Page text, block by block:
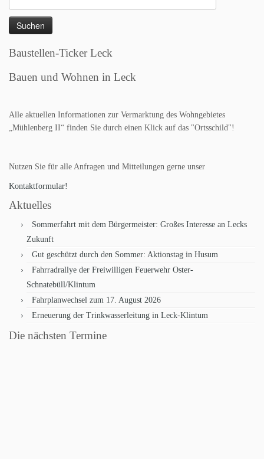
nach:
Baustellen-Ticker Leck
Bauen und Wohnen in Leck
Alle aktuellen Informationen zur Vermarktung des Wohngebietes
„Mühlenberg II“ finden Sie durch einen Klick auf das "Ortsschild"!
Nutzen Sie für alle Anfragen und Mitteilungen gerne unser
Kontaktformular!
Aktuelles
Sommerfahrt mit dem Bürgermeister: Großes Interesse an Lecks
Zukunft
Gut geschützt durch den Sommer: Aktionstag in Husum
Fahrradrallye der Freiwilligen Feuerwehr Oster-
Schnatebüll/Klintum
Fahrplanwechsel zum 17. August 2026
Erneuerung der Trinkwasserleitung in Leck-Klintum
Die nächsten Termine